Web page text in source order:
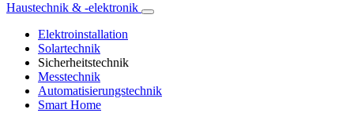
Haustechnik & -elektronik
Elektroinstallation
Solartechnik
Sicherheitstechnik
Messtechnik
Automatisierungstechnik
Smart Home